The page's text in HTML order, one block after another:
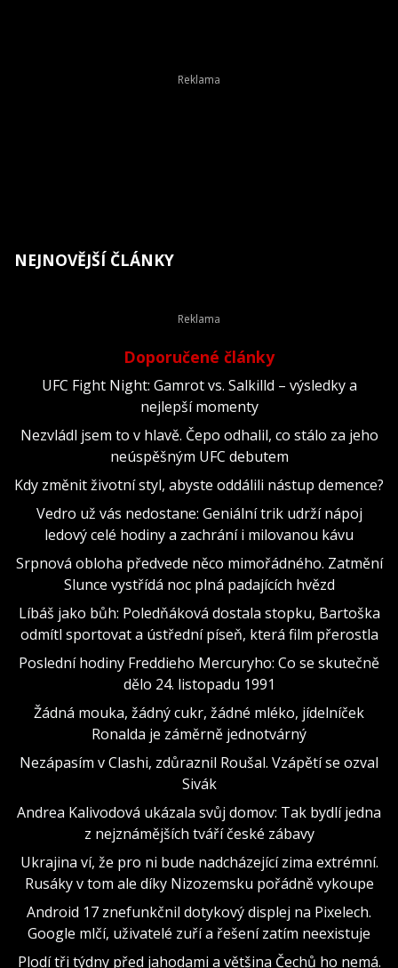
NEJNOVĚJŠÍ ČLÁNKY
Doporučené články
UFC Fight Night: Gamrot vs. Salkilld – výsledky a
nejlepší momenty
Nezvládl jsem to v hlavě. Čepo odhalil, co stálo za jeho
neúspěšným UFC debutem
Kdy změnit životní styl, abyste oddálili nástup demence?
Vedro už vás nedostane: Geniální trik udrží nápoj
ledový celé hodiny a zachrání i milovanou kávu
Srpnová obloha předvede něco mimořádného. Zatmění
Slunce vystřídá noc plná padajících hvězd
Líbáš jako bůh: Poledňáková dostala stopku, Bartoška
odmítl sportovat a ústřední píseň, která film přerostla
Poslední hodiny Freddieho Mercuryho: Co se skutečně
dělo 24. listopadu 1991
Žádná mouka, žádný cukr, žádné mléko, jídelníček
Ronalda je záměrně jednotvárný
Nezápasím v Clashi, zdůraznil Roušal. Vzápětí se ozval
Sivák
Andrea Kalivodová ukázala svůj domov: Tak bydlí jedna
z nejznámějších tváří české zábavy
Ukrajina ví, že pro ni bude nadcházející zima extrémní.
Rusáky v tom ale díky Nizozemsku pořádně vykoupe
Android 17 znefunkčnil dotykový displej na Pixelech.
Google mlčí, uživatelé zuří a řešení zatím neexistuje
Plodí tři týdny před jahodami a většina Čechů ho nemá.